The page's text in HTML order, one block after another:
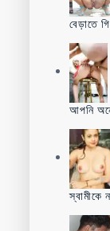
বেড়াতে
আপনি
স্বামীকে